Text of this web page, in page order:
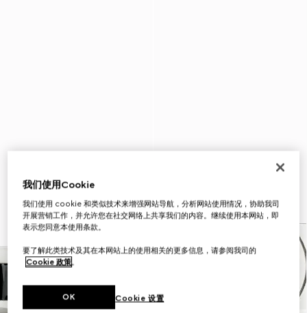
我们使用Cookie
我们使用 cookie 和类似技术来增强网站导航，分析网站使用情况，协助我司
开展营销工作，并允许您在社交网络上共享我们的内容。继续使用本网站，即
表示您同意本使用条款。
要了解此类技术及其在本网站上的使用相关的更多信息，请参阅我司的
Cookie 政策。
Cookie 设置
OK